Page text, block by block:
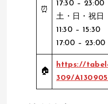
⏰
17:30 – 23:00
土・日・祝日
11:30 – 15:30
17:00 – 23:00
🏠
https://
309/